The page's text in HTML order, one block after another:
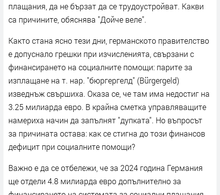
плащания, да не бързат да се трудоустройват. Какви
са причините, обяснява "Дойче веле".
Както стана ясно тези дни, германското правителство
е допуснало грешки при изчисленията, свързани с
финансирането на социалните помощи: парите за
изплащане на т. нар. "бюргергелд" (Bürgergeld)
изведнъж свършиха. Оказа се, че там има недостиг на
3.25 милиарда евро. В крайна сметка управляващите
намериха начин да запълнят "дупката". Но въпросът
за причината остава: как се стигна до този финансов
дефицит при социалните помощи?
Важно е да се отбележи, че за 2024 година Германия
ще отдели 4.8 милиарда евро допълнително за